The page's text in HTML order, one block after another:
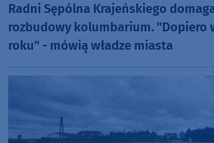
Radni Sępólna Krajeńskiego
rozbudowy kolumbarium. "Dopiero
roku" - mówią władze miasta